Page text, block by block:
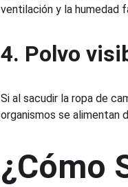
ventilación y la humedad
4. Polvo
Si al sacudir la ropa de
organismos se alimentan
¿Cómo